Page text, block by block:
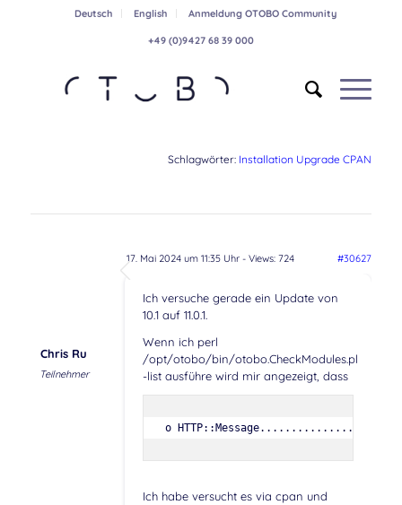
Deutsch English Anmeldung OTOBO Community
+49 (0)9427 68 39 000
Schlagwörter: Installation Upgrade CPAN
17. Mai 2024 um 11:35 Uhr- Views: 724 #30627
Chris Ru
Teilnehmer
Ich versuche gerade ein Update von
10.1 auf 11.0.1.
Wenn ich perl
/opt/otobo/bin/otobo.CheckModules.pl
-list ausführe wird mir angezeigt, dass
o
Ich habe versucht es via cpan und